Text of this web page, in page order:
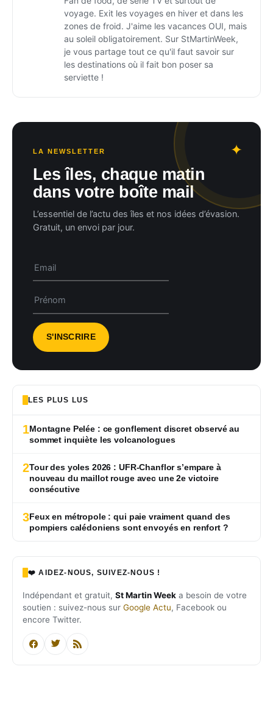
voyage. Exit les voyages en hiver et dans les
zones de froid. J'aime les vacances OUI, mais
au soleil obligatoirement. Sur StMartinWeek,
je vous partage tout ce qu'il faut savoir sur
les destinations où il fait bon poser sa
serviette !
LA NEWSLETTER
Les îles, chaque matin
dans votre boîte mail
L’essentiel de l’actu des îles et nos idées d’évasion.
Gratuit, un envoi par jour.
LES PLUS LUS
1Montagne Pelée : ce gonflement discret observé au
sommet inquiète les volcanologues
2Tour des yoles 2026 : UFR-Chanflor s’empare à
nouveau du maillot rouge avec une 2e victoire
consécutive
3Feux en métropole : qui paie vraiment quand des
pompiers calédoniens sont envoyés en renfort ?
❤️ AIDEZ-NOUS, SUIVEZ-NOUS !
Indépendant et gratuit, St Martin Week a besoin de votre
soutien : suivez-nous sur Google Actu, Facebook ou
encore Twitter.